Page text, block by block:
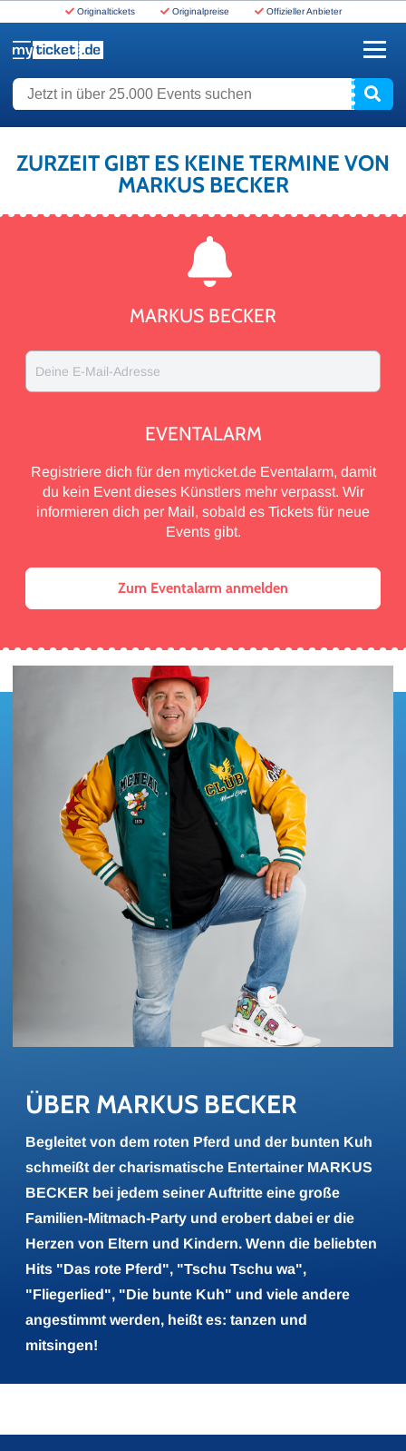
Originaltickets Originalpreise Offizieller Anbieter
Jetzt in über 25.000 Events suchen
ZURZEIT GIBT ES KEINE TERMINE VON
MARKUS BECKER
MARKUS BECKER
Deine E-Mail-Adresse
EVENTALARM
Registriere dich für den myticket.de Eventalarm, damit
du kein Event dieses Künstlers mehr verpasst. Wir
informieren dich per Mail, sobald es Tickets für neue
Events gibt.
Zum Eventalarm anmelden
ÜBER MAR­KUS BE­CKER
Begleitet von dem roten Pferd und der bunten Kuh
schmeißt der charismatische Entertainer MARKUS
BECKER bei jedem seiner Auftritte eine große
Familien-Mitmach-Party und erobert dabei er die
Herzen von Eltern und Kindern. Wenn die beliebten
Hits "Das rote Pferd", "Tschu Tschu wa",
"Fliegerlied", "Die bunte Kuh" und viele andere
angestimmt werden, heißt es: tanzen und
mitsingen!